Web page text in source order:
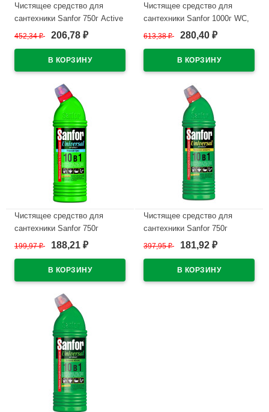
Чистящее средство для
сантехники Sanfor 750г Active
антиржавчина арт.1557 (Ст.15)
452,34₽ 206,78 ₽
Чистящее средство для
сантехники Sanfor 1000г WC,
гель, лимонная свежесть
613,38₽ 280,40 ₽
Чистящее средство для
сантехники Sanfor 750г
Universal, морской бриз
199,97₽ 188,21 ₽
Чистящее средство для
сантехники Sanfor 750г
Universal, лимонная свежесть
397,95₽ 181,92 ₽